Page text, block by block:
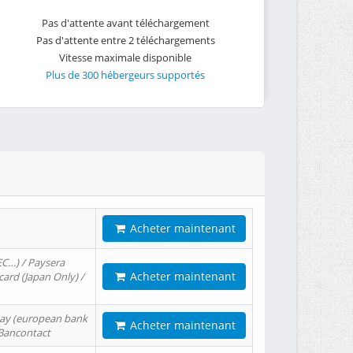
Pas d'attente avant téléchargement
Pas d'attente entre 2 téléchargements
Vitesse maximale disponible
Plus de 300 hébergeurs supportés
Acheter maintenant
/ Paysera
(Japan Only) /
Acheter maintenant
(european bank
Acheter maintenant